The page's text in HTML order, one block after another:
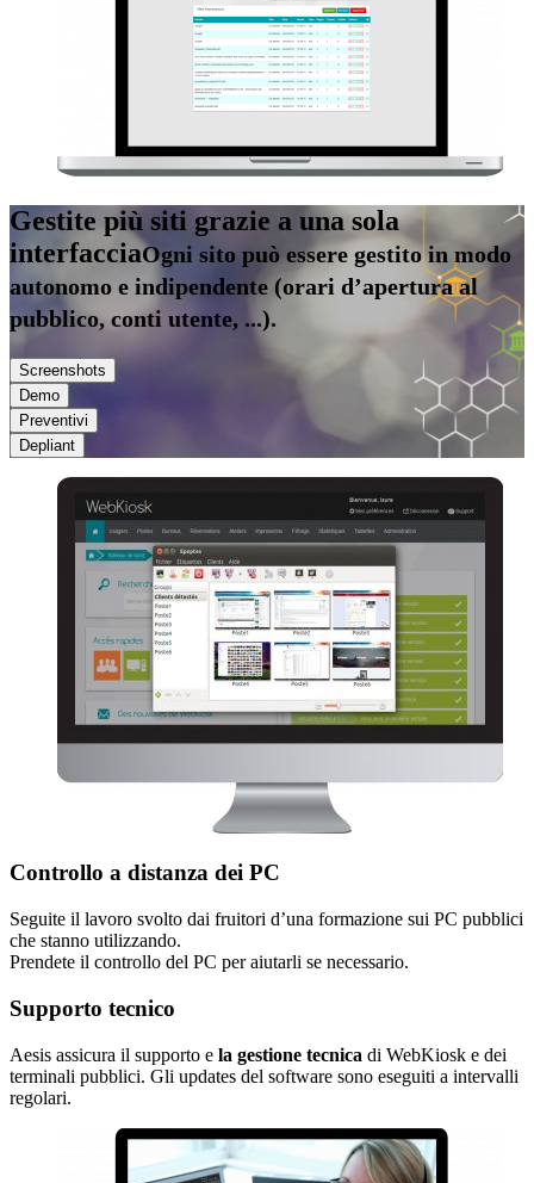
Gestite più siti grazie a una sola
interfacciaOgni sito può essere gestito in modo
autonomo e indipendente (orari d’apertura al
pubblico, conti utente, ...).
Screenshots
Demo
Preventivi
Depliant
Controllo a distanza dei PC
Seguite il lavoro svolto dai fruitori d’una formazione sui PC pubblici
che stanno utilizzando.
Prendete il controllo del PC per aiutarli se necessario.
Supporto tecnico
Aesis assicura il supporto e la gestione tecnica di WebKiosk e dei
terminali pubblici. Gli updates del software sono eseguiti a intervalli
regolari.